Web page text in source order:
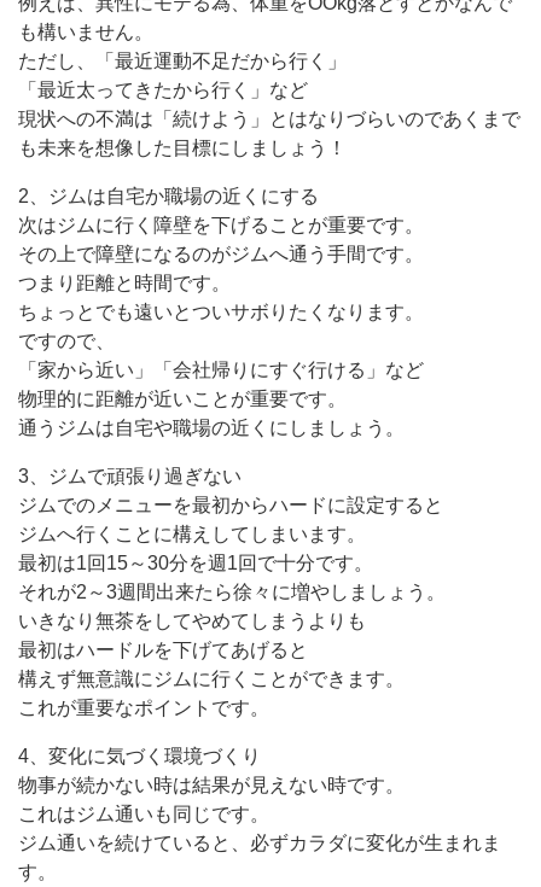
も構いません。
ただし、「最近運動不足だから行く」
「最近太ってきたから行く」など
現状への不満は「続けよう」とはなりづらいのであくまで
も未来を想像した目標にしましょう！
2、ジムは自宅か職場の近くにする
次はジムに行く障壁を下げることが重要です。
その上で障壁になるのがジムへ通う手間です。
つまり距離と時間です。
ちょっとでも遠いとついサボりたくなります。
ですので、
「家から近い」「会社帰りにすぐ行ける」など
物理的に距離が近いことが重要です。
通うジムは自宅や職場の近くにしましょう。
3、ジムで頑張り過ぎない
ジムでのメニューを最初からハードに設定すると
ジムへ行くことに構えしてしまいます。
最初は1回15～30分を週1回で十分です。
それが2～3週間出来たら徐々に増やしましょう。
いきなり無茶をしてやめてしまうよりも
最初はハードルを下げてあげると
構えず無意識にジムに行くことができます。
これが重要なポイントです。
4、変化に気づく環境づくり
物事が続かない時は結果が見えない時です。
これはジム通いも同じです。
ジム通いを続けていると、必ずカラダに変化が生まれま
す。